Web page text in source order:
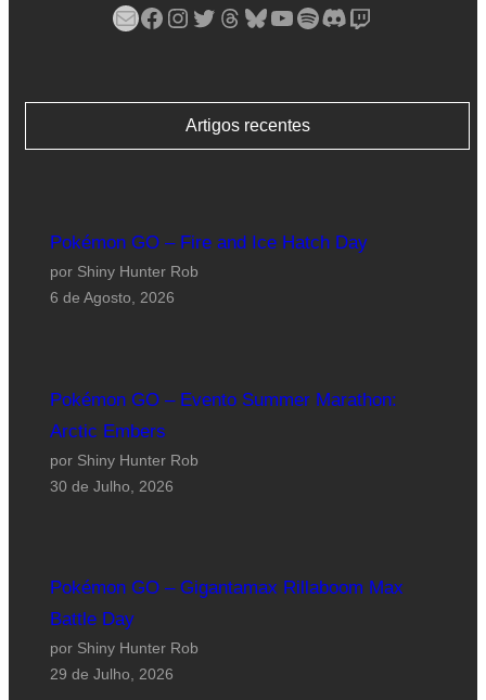
Mail Facebook Instagram Twitter Threads Bluesky YouTube Spotify Discord Twitch
Artigos recentes
Pokémon GO – Fire and Ice Hatch Day
por Shiny Hunter Rob
6 de Agosto, 2026
Pokémon GO – Evento Summer Marathon:
Arctic Embers
por Shiny Hunter Rob
30 de Julho, 2026
Pokémon GO – Gigantamax Rillaboom Max
Battle Day
por Shiny Hunter Rob
29 de Julho, 2026